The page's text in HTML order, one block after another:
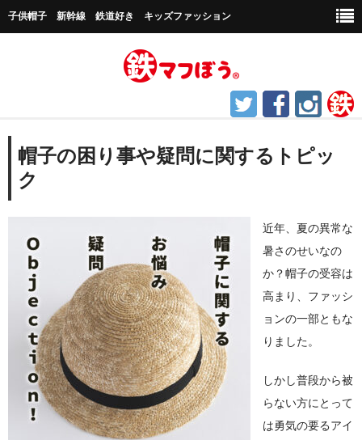
子供帽子 新幹線 鉄道好き キッズファッション
鉄道グッズ
キャップ帽子
新幹線シリーズ
貨物シリーズ
チャギントンシリーズ
アドバンスシリーズ
冬の帽子
帽子の困り事や疑問に関するトピッ
ク
近年、夏の異常な
暑さのせいなの
か？帽子の受容は
高まり、ファッシ
ョンの一部ともな
りました。
しかし普段から被
らない方にとって
は勇気の要るアイ